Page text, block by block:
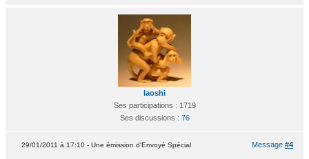
laoshi
Ses participations : 1719
Ses discussions : 76
Message #4
29/01/2011 à 17:10 - Une émission d'Envoyé Spécial